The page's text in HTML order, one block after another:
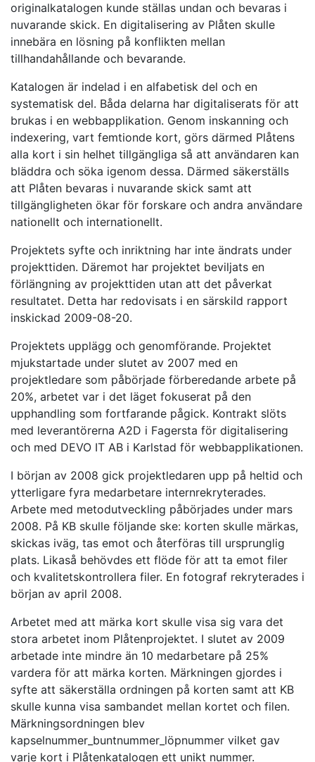
originalkatalogen kunde ställas undan och bevaras i
nuvarande skick. En digitalisering av Plåten skulle
innebära en lösning på konflikten mellan
tillhandahållande och bevarande.
Katalogen är indelad i en alfabetisk del och en
systematisk del. Båda delarna har digitaliserats för att
brukas i en webbapplikation. Genom inskanning och
indexering, vart femtionde kort, görs därmed Plåtens
alla kort i sin helhet tillgängliga så att användaren kan
bläddra och söka igenom dessa. Därmed säkerställs
att Plåten bevaras i nuvarande skick samt att
tillgängligheten ökar för forskare och andra användare
nationellt och internationellt.
Projektets syfte och inriktning har inte ändrats under
projekttiden. Däremot har projektet beviljats en
förlängning av projekttiden utan att det påverkat
resultatet. Detta har redovisats i en särskild rapport
inskickad 2009-08-20.
Projektets upplägg och genomförande. Projektet
mjukstartade under slutet av 2007 med en
projektledare som påbörjade förberedande arbete på
20%, arbetet var i det läget fokuserat på den
upphandling som fortfarande pågick. Kontrakt slöts
med leverantörerna A2D i Fagersta för digitalisering
och med DEVO IT AB i Karlstad för webbapplikationen.
I början av 2008 gick projektledaren upp på heltid och
ytterligare fyra medarbetare internrekryterades.
Arbete med metodutveckling påbörjades under mars
2008. På KB skulle följande ske: korten skulle märkas,
skickas iväg, tas emot och återföras till ursprunglig
plats. Likaså behövdes ett flöde för att ta emot filer
och kvalitetskontrollera filer. En fotograf rekryterades i
början av april 2008.
Arbetet med att märka kort skulle visa sig vara det
stora arbetet inom Plåtenprojektet. I slutet av 2009
arbetade inte mindre än 10 medarbetare på 25%
vardera för att märka korten. Märkningen gjordes i
syfte att säkerställa ordningen på korten samt att KB
skulle kunna visa sambandet mellan kortet och filen.
Märkningsordningen blev
kapselnummer_buntnummer_löpnummer vilket gav
varje kort i Plåtenkatalogen ett unikt nummer.